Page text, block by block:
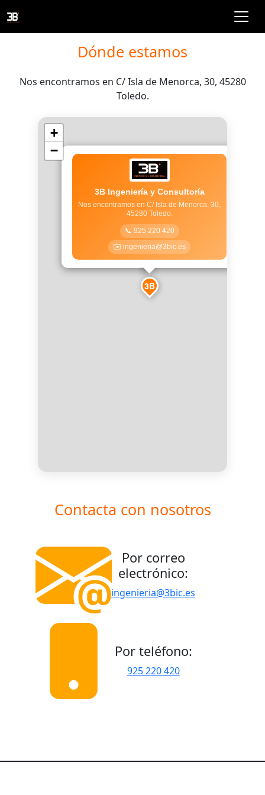
Dónde estamos
Nos encontramos en C/ Isla de Menorca, 30, 45280
Toledo.
3B
3B Ingeniería y Consultoría
Nos encontramos en C/ Isla de Menorca, 30,
45280 Toledo.
📞 925 220 420
✉️ ingenieria@3bic.es
+
−
Contacta con nosotros
Por correo
electrónico:
ingenieria@3bic.es
Por teléfono:
925 220 420